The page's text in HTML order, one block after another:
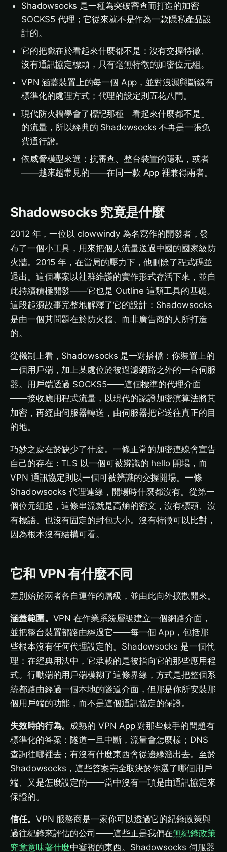
Shadowsocks 是一種為突破審查而打造的加密
SOCKS5 代理；它從來就不是作為一款隱私產品設
計的。
它的把戲在於看起來什麼都不是：沒有交握特徵、
沒有通訊協定標頭，只有毫無特徵的加密位元組。
VPN 涵蓋裝置上的每一個 App，並對洩漏與斷線有
標準化的處理方式；代理的設定則五花八門。
現代防火牆學會了標記那種「看起來什麼都不是」
的流量，所以經典的 Shadowsocks 不再是一張免
費通行證。
依威脅模型來選：抗審查、整台裝置的隱私，或者
——越來越常見的——在同一款 App 裡兼得兩者。
Shadowsocks 究竟是什麼
2012 年，一位以 clowwindy 為名寫作的開發者，發
布了一個小工具，用來把個人流量送過中國的國家級防
火牆。2015 年，在當局的壓力下，他刪除了程式碼並
退出。這個專案以社群維護的實作形式存活下來，並自
此持續積極開發——它也是 Outline 這類工具的基礎。
這段起源故事完整地解釋了它的設計：Shadowsocks
是由一個其問題在於防火牆、而非廣告商的人所打造
的。
從機制上看，Shadowsocks 是一對搭檔：你裝置上的
一個用戶端，加上某處位於被過濾網路之外的一台伺服
器。用戶端透過 SOCKS5——這個標準的代理介面
——接收應用程式流量，以現代的認證加密演算法將其
加密，再經由伺服器轉送，由伺服器把它送往真正的目
的地。
巧妙之處在於缺少了什麼。一條正常的加密連線會宣告
自己的存在：TLS 以一個可被辨識的 hello 開場，而
VPN 通訊協定則以一個可被辨識的交握開場。一條
Shadowsocks 代理連線，開場時什麼都沒有。從第一
個位元組起，這條串流就是高熵的密文，沒有標頭、沒
有標語、也沒有固定的封包大小。沒有特徵可以比對，
因為根本沒有結構可看。
它和 VPN 有什麼不同
差別始於兩者各自運作的層級，並由此向外擴散開來。
涵蓋範圍。 VPN 在作業系統層級建立一個網路介面，
並把整台裝置都路由經過它——每一個 App，包括那
些根本沒有任何代理設定的。Shadowsocks 是一個代
理：在經典用法中，它承載的是被指向它的那些應用程
式。行動端的用戶端模糊了這條界線，方式是把整個系
統都路由經過一個本地的隧道介面，但那是你所安裝那
個用戶端的功能，而不是這個通訊協定的保證。
失效時的行為。 成熟的 VPN App 對那些棘手的問題有
標準化的答案：隧道一旦中斷，流量會怎麼樣；DNS
查詢往哪裡去；有沒有什麼東西會從邊緣溜出去。至於
Shadowsocks，這些答案完全取決於你選了哪個用戶
端、又是怎麼設定的——當中沒有一項是由通訊協定來
保證的。
信任。 VPN 服務商是一家你可以透過它的紀錄政策與
過往紀錄來評估的公司——這些正是我們在無紀錄政策
究竟意味著什麼中審視的東西。Shadowsocks 伺服器